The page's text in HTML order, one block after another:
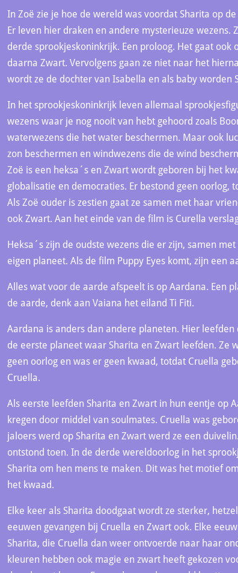
In Zoë zie je hoe de wereld was voordat Sharita op
Er leven hier draken en andere mysterieuze
derde sprookjeskoninkrijk. Een proloog. Het gaat
daarna Zwart. Vervolgens gaan ze niet naar het
wordt ze de dochter van Isabella en als baby worden
In het sprookjeskoninkrijk leven allemaal
wezens waar je nog nooit van hebt gehoord zoals
waterwezens die het water beschermen. Maar ook
zon beschermen en windwezens die de wind
Zoë is een heksa´s en Zwart wordt geboren bij het
globalisatie en democraties. Er bestond geen
Als Zoë ouder is zestien gaat ze samen met haar
ook Zwart. Aan het einde van de film is Curella
Heksa´s zijn de oudste wezens die er zijn, samen
eigen planeet. Als de film Puppy Eyes komt, zijn een
Alles wat voor de aarde afspeelt is op Aardana. Een
de aarde, denk aan Vaiana het eiland Ti Fiti.
Aardana is anders dan andere planeten. Hier
de eerste planeet waar Sharita en Zwart leefden. Ze
geen oorlog en was er geen kwaad, totdat Cruella
Cruella.
Als eerste leefden Sharita en Zwart in hun eentje op
kregen door middel van soulmates. Cruella was
jaloers werd op Sharita en Zwart werd ze een
ontstond toen. In de derde wereldoorlog in het
Sharita om hen mens te maken. Dit was het motief
het kwaad.
Elke keer als Sharita doodgaat wordt ze sterker,
eeuwen gevangen bij Cruella en Zwart ook. Elke
Sharita, die Cruella dan weer ontvoerde naar haar
kleuren hebben ook magie en zwart heeft gekozen